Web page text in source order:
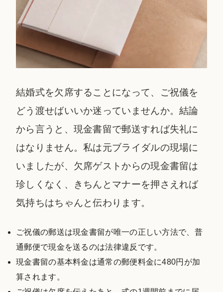
結婚式を欠席することになって、ご祝儀を
どう渡せばいいか迷っていませんか。結論
から言うと、現金書留で郵送すれば失礼に
はなりません。私は元ブライダルの現場に
いましたが、欠席ゲストからの現金書留は
珍しくなく、きちんとマナーを押さえれば
気持ちはちゃんと伝わります。
ご祝儀の郵送は現金書留が唯一の正しい方法で、普
通郵便で現金を送るのは法律違反です。
現金書留の基本料金は通常の郵便料金に480円が加
算されます。